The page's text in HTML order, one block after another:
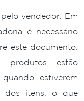
vendedor. Em
é necessário
este documento.
estão
estiverem
dos itens, o que